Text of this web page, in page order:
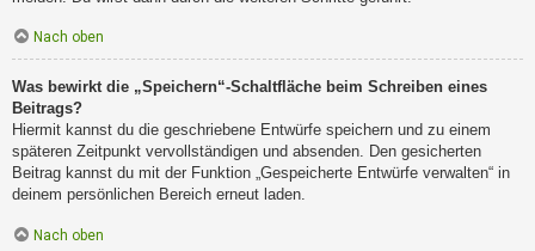
Nach oben
Was bewirkt die „Speichern“-Schaltfläche beim Schreiben eines
Beitrags?
Hiermit kannst du die geschriebene Entwürfe speichern und zu einem
späteren Zeitpunkt vervollständigen und absenden. Den gesicherten
Beitrag kannst du mit der Funktion „Gespeicherte Entwürfe verwalten“ in
deinem persönlichen Bereich erneut laden.
Nach oben